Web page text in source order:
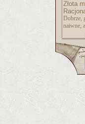
Złota
Dobrze,
naiwne,